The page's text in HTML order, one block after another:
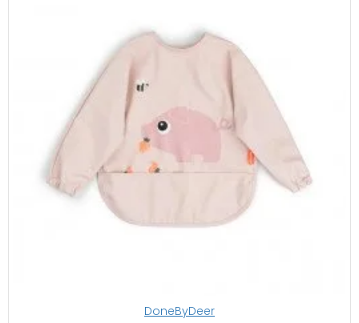
DoneByDeer